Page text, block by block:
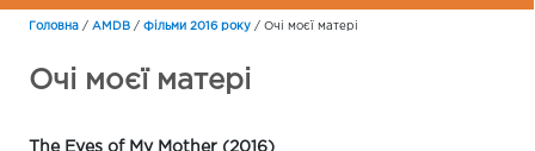
Головна / AMDB / Фільми 2016 року / Очі моєї матері
Очі моєї матері
The Eyes of My Mother (2016)